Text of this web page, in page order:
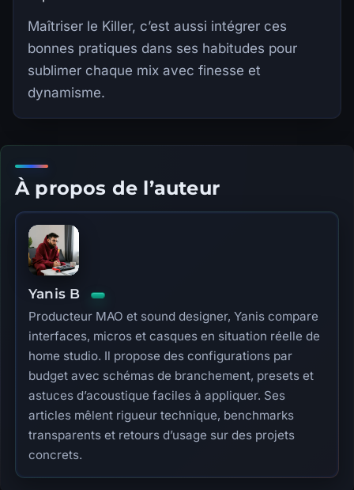
Maîtriser le Killer, c’est aussi intégrer ces
bonnes pratiques dans ses habitudes pour
sublimer chaque mix avec finesse et
dynamisme.
À propos de l’auteur
Yanis B
Producteur MAO et sound designer, Yanis compare
interfaces, micros et casques en situation réelle de
home studio. Il propose des configurations par
budget avec schémas de branchement, presets et
astuces d’acoustique faciles à appliquer. Ses
articles mêlent rigueur technique, benchmarks
transparents et retours d’usage sur des projets
concrets.